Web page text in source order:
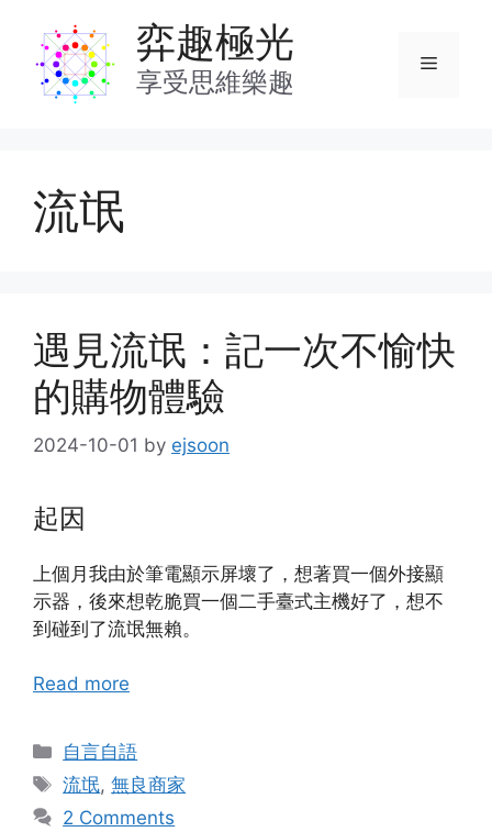
content
弈趣極光
享受思維樂趣
Menu
流氓
遇見流氓：記一次不愉快
的購物體驗
2024-10-01 by ejsoon
起因
上個月我由於筆電顯示屏壞了，想著買一個外接顯
示器，後來想乾脆買一個二手臺式主機好了，想不
到碰到了流氓無賴。
Read more
Categories
自言自語
Tags
流氓,無良商家
2 Comments